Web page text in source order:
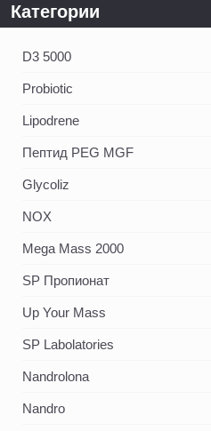
Категории
D3 5000
Probiotic
Lipodrene
Пептид PEG MGF
Glycoliz
NOX
Mega Mass 2000
SP Пропионат
Up Your Mass
SP Labolatories
Nandrolona
Nandro